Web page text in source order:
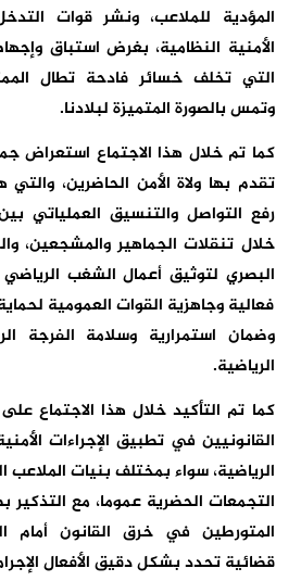
المؤدية للملاعب، ونشر قوات
الأمنية النظامية، بغرض استباق
التي تخلف خسائر فادحة تطال
وتمس بالصورة المتميزة لبلادنا.
كما تم خلال هذا الاجتماع استعراض
تقدم بها ولاة الأمن الحاضرين،
رفع التواصل والتنسيق العملياتي
خلال تنقلات الجماهير والمشجعين،
البصري لتوثيق أعمال الشغب
فعالية وجاهزية القوات العمومية
وضمان استمرارية وسلامة الفرجة
الرياضية.
كما تم التأكيد خلال هذا الاجتماع
القانونيين في تطبيق الإجراءات
الرياضية، سواء بمختلف بنيات
التجمعات الحضرية عموما، مع
المتورطين في خرق القانون أمام
قضائية تحدد بشكل دقيق الأفعال